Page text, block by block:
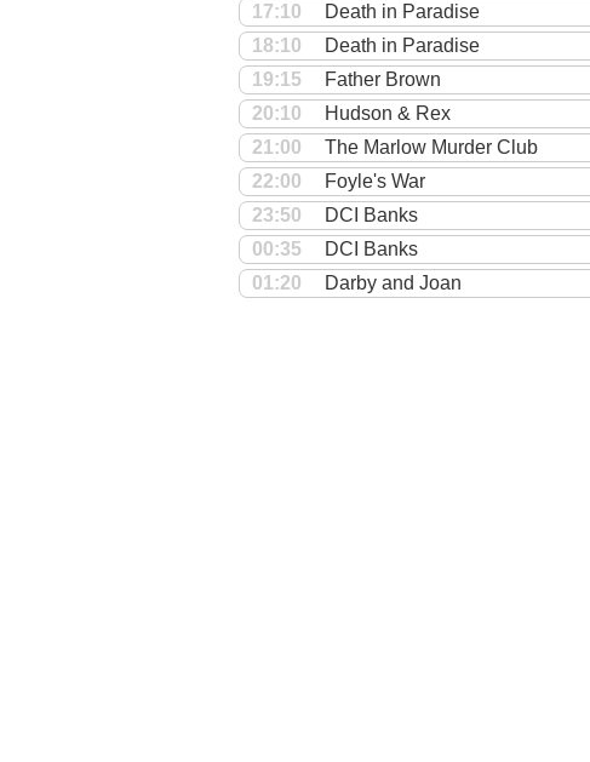
17:10
Death in Paradise
18:10
Death in Paradise
19:15
Father Brown
20:10
Hudson & Rex
21:00
The Marlow Murder Club
22:00
Foyle's War
23:50
DCI Banks
00:35
DCI Banks
01:20
Darby and Joan